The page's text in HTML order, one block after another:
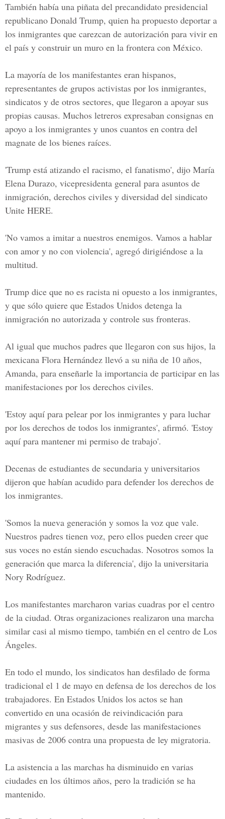
También había una piñata del precandidato presidencial
republicano Donald Trump, quien ha propuesto deportar a
los inmigrantes que carezcan de autorización para vivir en
el país y construir un muro en la frontera con México.
La mayoría de los manifestantes eran hispanos,
representantes de grupos activistas por los inmigrantes,
sindicatos y de otros sectores, que llegaron a apoyar sus
propias causas. Muchos letreros expresaban consignas en
apoyo a los inmigrantes y unos cuantos en contra del
magnate de los bienes raíces.
'Trump está atizando el racismo, el fanatismo', dijo María
Elena Durazo, vicepresidenta general para asuntos de
inmigración, derechos civiles y diversidad del sindicato
Unite HERE.
'No vamos a imitar a nuestros enemigos. Vamos a hablar
con amor y no con violencia', agregó dirigiéndose a la
multitud.
Trump dice que no es racista ni opuesto a los inmigrantes,
y que sólo quiere que Estados Unidos detenga la
inmigración no autorizada y controle sus fronteras.
Al igual que muchos padres que llegaron con sus hijos, la
mexicana Flora Hernández llevó a su niña de 10 años,
Amanda, para enseñarle la importancia de participar en las
manifestaciones por los derechos civiles.
'Estoy aquí para pelear por los inmigrantes y para luchar
por los derechos de todos los inmigrantes', afirmó. 'Estoy
aquí para mantener mi permiso de trabajo'.
Decenas de estudiantes de secundaria y universitarios
dijeron que habían acudido para defender los derechos de
los inmigrantes.
'Somos la nueva generación y somos la voz que vale.
Nuestros padres tienen voz, pero ellos pueden creer que
sus voces no están siendo escuchadas. Nosotros somos la
generación que marca la diferencia', dijo la universitaria
Nory Rodríguez.
Los manifestantes marcharon varias cuadras por el centro
de la ciudad. Otras organizaciones realizaron una marcha
similar casi al mismo tiempo, también en el centro de Los
Ángeles.
En todo el mundo, los sindicatos han desfilado de forma
tradicional el 1 de mayo en defensa de los derechos de los
trabajadores. En Estados Unidos los actos se han
convertido en una ocasión de reivindicación para
migrantes y sus defensores, desde las manifestaciones
masivas de 2006 contra una propuesta de ley migratoria.
La asistencia a las marchas ha disminuido en varias
ciudades en los últimos años, pero la tradición se ha
mantenido.